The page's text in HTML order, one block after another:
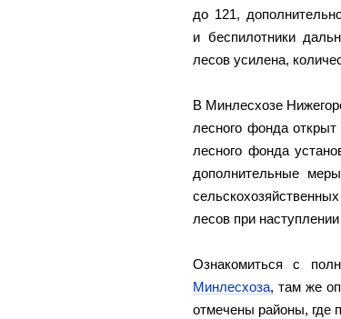
до 121,
и беспилотники
лесов усилена,
В Минлесхозе
лесного фонда
лесного фонда
дополнительные
лесов при
Ознакомиться с
Минлесхоза, там же
отмечены районы, где